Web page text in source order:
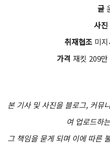
글
사진
취재협조 미
가격 재킷 209
본 기사 및 사진을 블로그, 커뮤
여 업로드하
그 책임을 묻게 되며 이에 따른